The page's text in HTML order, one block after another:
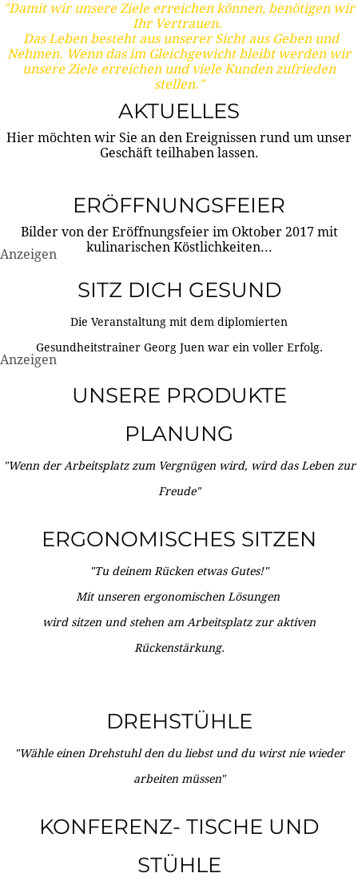
"Damit wir unsere Ziele erreichen können, benötigen wir
Ihr Vertrauen.
Das Leben besteht aus unserer Sicht aus Geben und
Nehmen. Wenn das im Gleichgewicht bleibt werden wir
unsere Ziele erreichen und viele Kunden zufrieden
stellen."
AKTUELLES
Hier möchten wir Sie an den Ereignissen rund um unser
Geschäft teilhaben lassen.
ERÖFFNUNGSFEIER
Bilder von der Eröffnungsfeier im Oktober 2017 mit
kulinarischen Köstlichkeiten...
Anzeigen
SITZ DICH GESUND
Die Veranstaltung mit dem diplomierten
Gesundheitstrainer Georg Juen war ein voller Erfolg.
Anzeigen
UNSERE PRODUKTE
PLANUNG
"Wenn der Arbeitsplatz zum Vergnügen wird, wird das Leben zur
Freude"
ERGONOMISCHES SITZEN
"Tu deinem Rücken etwas Gutes!"
Mit unseren ergonomischen Lösungen
wird sitzen und stehen am Arbeitsplatz zur aktiven
Rückenstärkung.
DREHSTÜHLE
"Wähle einen Drehstuhl den du liebst und du wirst nie wieder
arbeiten müssen"
KONFERENZ- TISCHE UND
STÜHLE